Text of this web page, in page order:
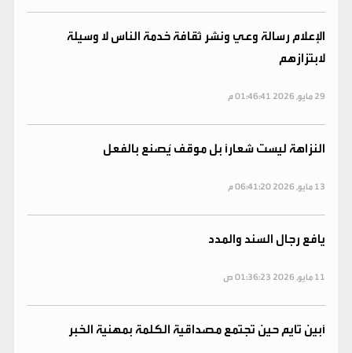
الإعلام رسالة وعي ونشر ثقافة خدمة الناس لا وسيلة
لابتزازهم
29 مايو, 2026 01:46:41 م
النزاهة ليست شعارًا بل موقف يُصنع بالفعل
13 مايو, 2026 06:41:20 م
يافع رجال السند والمدد
11 مايو, 2026 01:36:23 ص
أبين تايم حين تجتمع مصداقية الكلمة بمهنية الخبر